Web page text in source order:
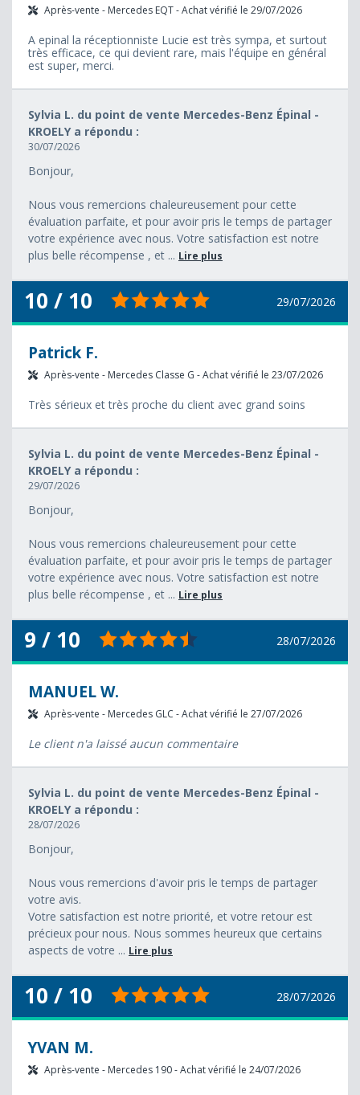
Après-vente - Mercedes EQT - Achat vérifié le 29/07/2026
A epinal la réceptionniste Lucie est très sympa, et surtout
très efficace, ce qui devient rare, mais l'équipe en général
est super, merci.
Sylvia L. du point de vente Mercedes-Benz Épinal -
KROELY a répondu :
30/07/2026
Bonjour,
Nous vous remercions chaleureusement pour cette
évaluation parfaite, et pour avoir pris le temps de partager
votre expérience avec nous. Votre satisfaction est notre
plus belle récompense , et ... Lire plus
10 / 10 29/07/2026
Patrick F.
Après-vente - Mercedes Classe G - Achat vérifié le 23/07/2026
Très sérieux et très proche du client avec grand soins
Sylvia L. du point de vente Mercedes-Benz Épinal -
KROELY a répondu :
29/07/2026
Bonjour,
Nous vous remercions chaleureusement pour cette
évaluation parfaite, et pour avoir pris le temps de partager
votre expérience avec nous. Votre satisfaction est notre
plus belle récompense , et ... Lire plus
9 / 10 28/07/2026
MANUEL W.
Après-vente - Mercedes GLC - Achat vérifié le 27/07/2026
Le client n'a laissé aucun commentaire
Sylvia L. du point de vente Mercedes-Benz Épinal -
KROELY a répondu :
28/07/2026
Bonjour,
Nous vous remercions d'avoir pris le temps de partager
votre avis.
Votre satisfaction est notre priorité, et votre retour est
précieux pour nous. Nous sommes heureux que certains
aspects de votre ... Lire plus
10 / 10 28/07/2026
YVAN M.
Après-vente - Mercedes 190 - Achat vérifié le 24/07/2026